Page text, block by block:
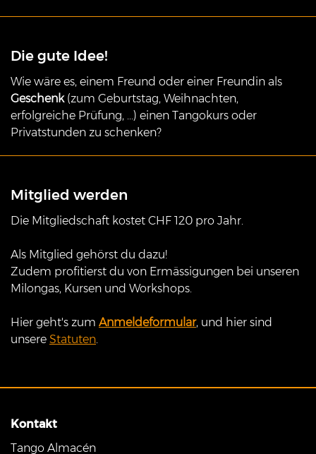
Die gute Idee!
Wie wäre es, einem Freund oder einer Freundin als
Geschenk (zum Geburtstag, Weihnachten,
erfolgreiche Prüfung, ...) einen Tangokurs oder
Privatstunden zu schenken?
Mitglied werden
Die Mitgliedschaft kostet CHF 120 pro Jahr.
Als Mitglied gehörst du dazu!
Zudem profitierst du von Ermässigungen bei unseren
Milongas, Kursen und Workshops.
Hier geht's zum Anmeldeformular, und hier sind
unsere Statuten.
Kontakt
Tango Almacén